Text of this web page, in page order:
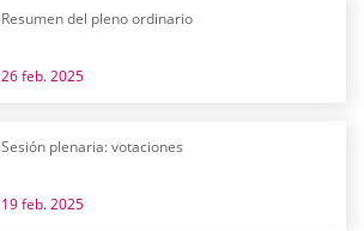
Resumen del pleno ordinario
26 feb. 2025
Sesión plenaria: votaciones
19 feb. 2025